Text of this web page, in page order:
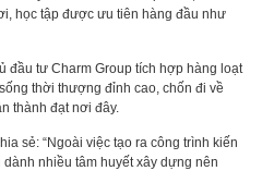
học tập được ưu tiên hàng đầu như
đầu tư Charm Group tích hợp hàng loạt
thời thượng đỉnh cao, chốn đi về
thành đạt nơi đây.
sẻ: “Ngoài việc tạo ra công trình kiến
nhiều tâm huyết xây dựng nên